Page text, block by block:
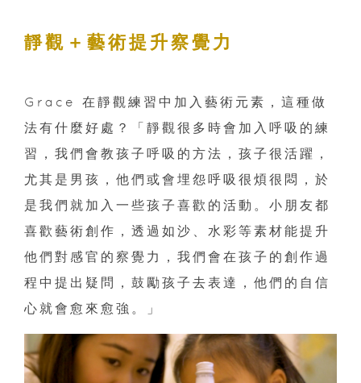
靜觀＋藝術提升察覺力
Grace 在靜觀練習中加入藝術元素，這種做
法有什麼好處？「靜觀很多時會加入呼吸的練
習，我們會教孩子呼吸的方法，孩子很活躍，
尤其是男孩，他們或會埋怨呼吸很煩很悶，於
是我們就加入一些孩子喜歡的活動。小朋友都
喜歡藝術創作，透過如沙、水彩等素材能提升
他們對感官的察覺力，我們會在孩子的創作過
程中提出疑問，鼓勵孩子去表達，他們的自信
心就會愈來愈強。」